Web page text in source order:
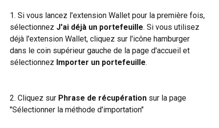
1. Si vous lancez l'extension Wallet pour la première fois,
sélectionnez J'ai déjà un portefeuille. Si vous utilisez
déjà l'extension Wallet, cliquez sur l'icône hamburger
dans le coin supérieur gauche de la page d'accueil et
sélectionnez Importer un portefeuille.
2. Cliquez sur Phrase de récupération sur la page
"Sélectionner la méthode d'importation"